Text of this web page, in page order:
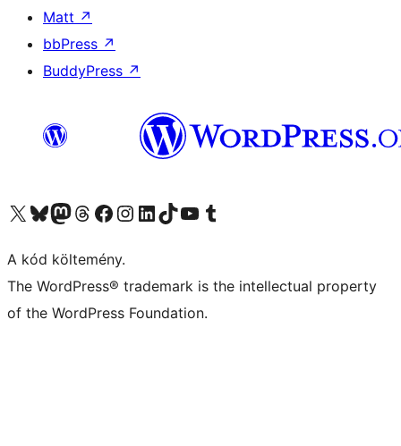
Matt ↗
bbPress ↗
BuddyPress ↗
Visit our X (formerly Twitter) account
Visit our Bluesky account
Twitter csatornánk
Visit our Threads account
Facebook oldalunk megtekintése
Visit our Instagram account
Visit our LinkedIn account
Visit our TikTok account
Visit our YouTube channel
Visit our Tumblr account
A kód költemény.
The WordPress® trademark is the intellectual property
of the WordPress Foundation.